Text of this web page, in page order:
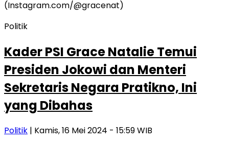
Politik
Kader PSI Grace Natalie Temui
Presiden Jokowi dan Menteri
Sekretaris Negara Pratikno, Ini
yang Dibahas
Politik | Kamis, 16 Mei 2024 - 15:59 WIB